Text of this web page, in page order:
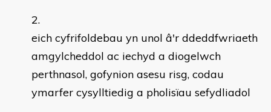
eich cyfrifoldebau yn unol â'r ddeddfwriaeth
amgylcheddol ac iechyd a diogelwch
perthnasol, gofynion asesu risg, codau
ymarfer cysylltiedig a pholisïau sefydliadol